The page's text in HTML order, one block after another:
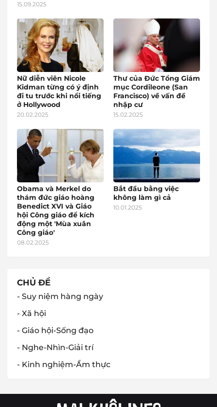
15.09.2025
Nữ diễn viên Nicole
Kidman từng có ý định
đi tu trước khi nổi tiếng
ở Hollywood
20.02.2025
Thư của Đức Tổng Giám
mục Cordileone (San
Francisco) về vấn đề
nhập cư
15.02.2025
Obama và Merkel do
thám đức giáo hoàng
Benedict XVI và Giáo
hội Công giáo để kích
động một 'Mùa xuân
Công giáo'
08.02.2025
Bắt đầu bằng việc
không làm gì cả
10.01.2025
CHỦ ĐỀ
- Suy niệm hàng ngày
- Xã hội
- Giáo hội-Sống đạo
- Nghe-Nhìn-Giải trí
- Kinh nghiệm-Ẩm thực